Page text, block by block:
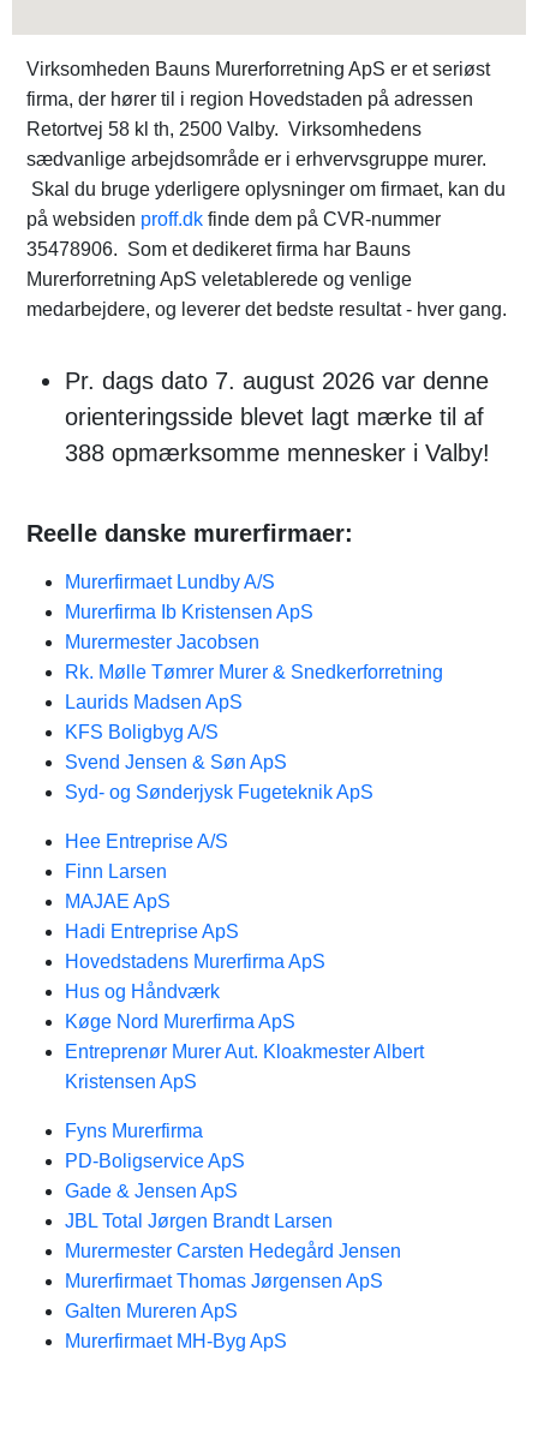
Virksomheden Bauns Murerforretning ApS er et seriøst
firma, der hører til i region Hovedstaden på adressen
Retortvej 58 kl th, 2500 Valby. Virksomhedens
sædvanlige arbejdsområde er i erhvervsgruppe murer.
Skal du bruge yderligere oplysninger om firmaet, kan du
på websiden proff.dk finde dem på CVR-nummer
35478906. Som et dedikeret firma har Bauns
Murerforretning ApS veletablerede og venlige
medarbejdere, og leverer det bedste resultat - hver gang.
Pr. dags dato 7. august 2026 var denne
orienteringsside blevet lagt mærke til af
388 opmærksomme mennesker i Valby!
Reelle danske murerfirmaer:
Murerfirmaet Lundby A/S
Murerfirma Ib Kristensen ApS
Murermester Jacobsen
Rk. Mølle Tømrer Murer & Snedkerforretning
Laurids Madsen ApS
KFS Boligbyg A/S
Svend Jensen & Søn ApS
Syd- og Sønderjysk Fugeteknik ApS
Hee Entreprise A/S
Finn Larsen
MAJAE ApS
Hadi Entreprise ApS
Hovedstadens Murerfirma ApS
Hus og Håndværk
Køge Nord Murerfirma ApS
Entreprenør Murer Aut. Kloakmester Albert
Kristensen ApS
Fyns Murerfirma
PD-Boligservice ApS
Gade & Jensen ApS
JBL Total Jørgen Brandt Larsen
Murermester Carsten Hedegård Jensen
Murerfirmaet Thomas Jørgensen ApS
Galten Mureren ApS
Murerfirmaet MH-Byg ApS